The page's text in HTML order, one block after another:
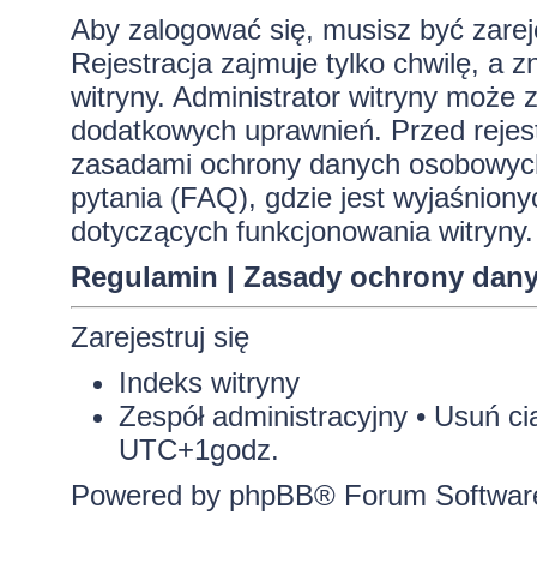
Aby zalogować się, musisz być
Rejestracja zajmuje tylko chwilę, a
witryny. Administrator witryny może
dodatkowych uprawnień. Przed
zasadami ochrony danych
pytania (FAQ), gdzie jest
dotyczących funkcjonowania witryny.
Regulamin | Zasady ochrony
Zarejestruj się
Indeks witryny
Zespół administracyjny• Usuń
UTC+1godz.
Powered by phpBB® Forum